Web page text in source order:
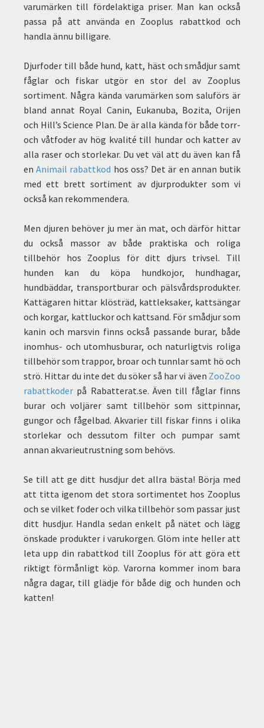
varumärken till fördelaktiga priser. Man kan också
passa på att använda en Zooplus rabattkod och
handla ännu billigare.
Djurfoder till både hund, katt, häst och smådjur samt
fåglar och fiskar utgör en stor del av Zooplus
sortiment. Några kända varumärken som saluförs är
bland annat Royal Canin, Eukanuba, Bozita, Orijen
och Hill’s Science Plan. De är alla kända för både torr-
och våtfoder av hög kvalité till hundar och katter av
alla raser och storlekar. Du vet väl att du även kan få
enAnimail rabattkod hos oss? Det är en annan butik
med ett brett sortiment av djurprodukter som vi
också kan rekommendera.
Men djuren behöver ju mer än mat, och därför hittar
du också massor av både praktiska och roliga
tillbehör hos Zooplus för ditt djurs trivsel. Till
hunden kan du köpa hundkojor, hundhagar,
hundbäddar, transportburar och pälsvårdsprodukter.
Kattägaren hittar klösträd, kattleksaker, kattsängar
och korgar, kattluckor och kattsand. För smådjur som
kanin och marsvin finns också passande burar, både
inomhus- och utomhusburar, och naturligtvis roliga
tillbehör som trappor, broar och tunnlar samt hö och
strö. Hittar du inte det du söker så har vi även ZooZoo
rabattkoder på Rabatterat.se. Även till fåglar finns
burar och voljärer samt tillbehör som sittpinnar,
gungor och fågelbad. Akvarier till fiskar finns i olika
storlekar och dessutom filter och pumpar samt
annan akvarieutrustning som behövs.
Se till att ge ditt husdjur det allra bästa! Börja med
att titta igenom det stora sortimentet hos Zooplus
och se vilket foder och vilka tillbehör som passar just
ditt husdjur. Handla sedan enkelt på nätet och lägg
önskade produkter i varukorgen. Glöm inte heller att
leta upp din rabattkod till Zooplus för att göra ett
riktigt förmånligt köp. Varorna kommer inom bara
några dagar, till glädje för både dig och hunden och
katten!